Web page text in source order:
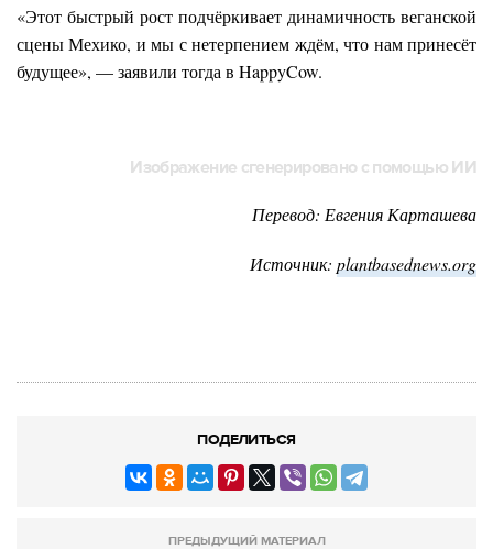
«Этот быстрый рост подчёркивает динамичность веганской
сцены Мехико, и мы с нетерпением ждём, что нам принесёт
будущее», — заявили тогда в HappyCow.
Изображение сгенерировано с помощью ИИ
Перевод: Евгения Карташева
Источник: plantbasednews.org
ПОДЕЛИТЬСЯ
ПРЕДЫДУЩИЙ МАТЕРИАЛ